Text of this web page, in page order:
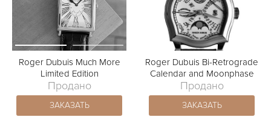
Roger Dubuis Much More
Limited Edition
Продано
ЗАКАЗАТЬ
Roger Dubuis Bi-Retrograde
Calendar and Moonphase
Продано
ЗАКАЗАТЬ